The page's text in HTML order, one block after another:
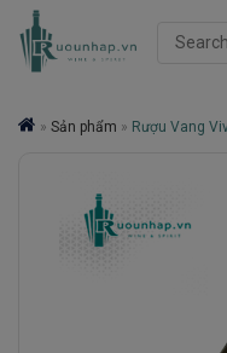
Skip
Search
» Sản phẩm » Rượu Vang